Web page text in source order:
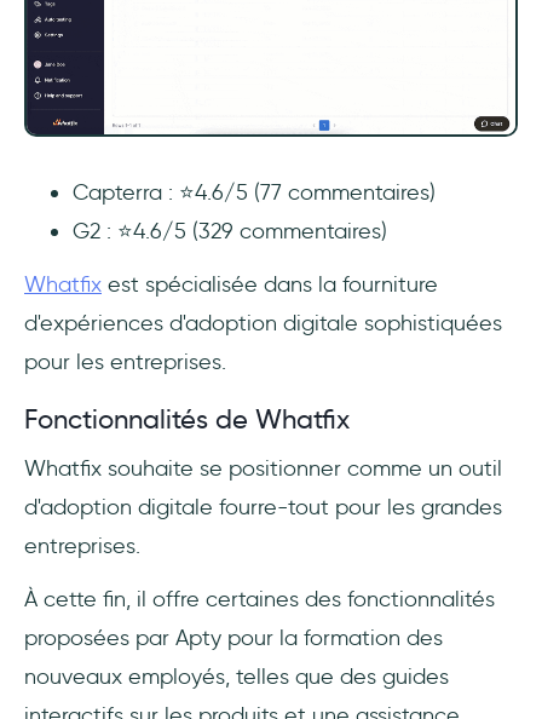
Capterra : ⭐4.6/5 (77 commentaires)
G2 : ⭐4.6/5 (329 commentaires)
Whatfix est spécialisée dans la fourniture
d'expériences d'adoption digitale sophistiquées
pour les entreprises.
Fonctionnalités de Whatfix
Whatfix souhaite se positionner comme un outil
d'adoption digitale fourre-tout pour les grandes
entreprises.
À cette fin, il offre certaines des fonctionnalités
proposées par Apty pour la formation des
nouveaux employés, telles que des guides